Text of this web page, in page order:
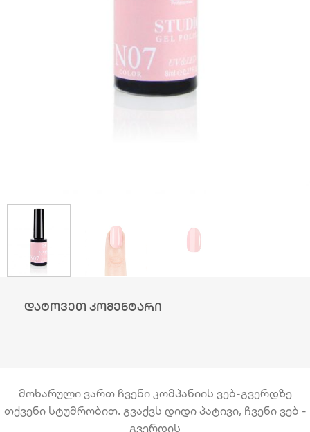
დატოვეთ კომენტარი
მოხარული ვართ ჩვენი კომპანიის ვებ-გვერდზე
თქვენი სტუმრობით. გვაქვს დიდი პატივი, ჩვენი ვებ -
გვერდის